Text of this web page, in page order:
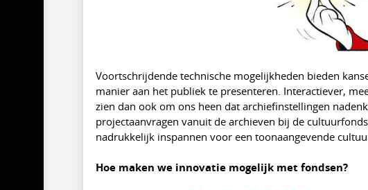
Voortschrijdende technische mogelijkheden bieden
manier aan het publiek te presenteren. Interactiever,
zien dan ook om ons heen dat archiefinstellingen
projectaanvragen vanuit de archieven bij de
nadrukkelijk inspannen voor een toonaangevende
Hoe maken we innovatie mogelijk met fondsen?